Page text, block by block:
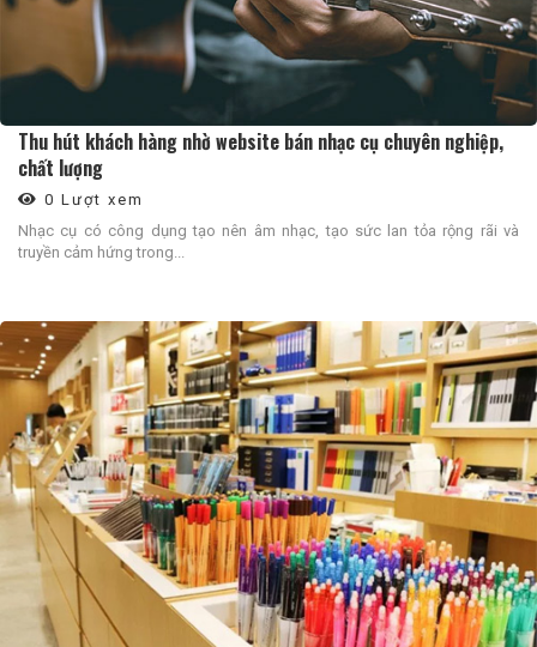
Thu hút khách hàng nhờ website bán nhạc cụ chuyên nghiệp,
chất lượng
0 Lượt xem
Nhạc cụ có công dụng tạo nên âm nhạc, tạo sức lan tỏa rộng rãi và
truyền cảm hứng trong...